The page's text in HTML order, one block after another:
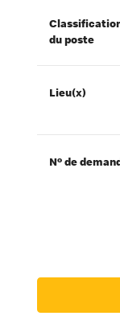
du poste
Lieu(x)
Nº de